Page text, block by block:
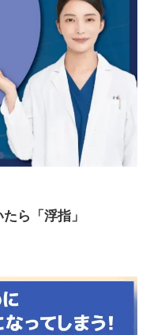
ら「浮指」